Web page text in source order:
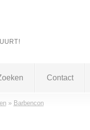
Contact
» Barbencon